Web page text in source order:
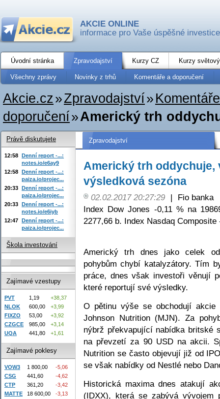
AKCIE ONLINE
informace pro Vaše úspěšné investice
Úvodní stránka Zpravodajství Kurzy CZ Kurzy
Všechny zprávy Novinky z trhů Komentáře a doporučení
Akcie.cz»Zpravodajství»
doporučení»Americký trh
Zpravodajství
Americký trh
výsledková sezóna
02.02.2017 20:27:29 |
Fio banka
Index Dow Jones -0,11 % na
2277,66 b. Index Nasdaq
Americký trh dnes jako celek
pohybům chybí katalyzátory. Tím
práce, dnes však investoři věnují
které reportují své výsledky.
O pětinu výše se obchodují
Johnson Nutrition (MJN). Za
nýbrž překvapující nabídka britské
na převzetí za 90 USD na akcii.
Nutrition se často objevují již od
se však nabídky od Nestlé nebo
Historická maxima dnes atakují
(IDXX), která se zabývá vývojem
Právě diskutujete
12:58 Denní report -...:
notes.io/e6ay9
12:58 Denní report -...:
paiza.io/projec...
20:33 Denní report -...:
paiza.io/projec...
20:33 Denní report -...:
notes.io/e6iyb
12:47 Denní report -...:
paiza.io/projec...
Škola investování
Zajímavé vzestupy
PVT 1,19
+38,37
NLOK
600,00
+3,99
FIXZO
53,00
+3,92
CZGCE
985,00
+3,14
UQA
441,80 +1,61
Zajímavé poklesy
VOW3 1 800,00
-5,06
CSG
441,60
-4,62
CTP
361,20
-3,42
MATTE
18 600,00
-3,13